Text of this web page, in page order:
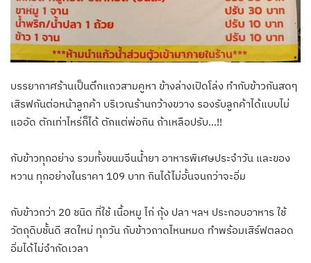
บรรยากาศร้านเป็นตึกแถวสามคูหา ข้างล่างเปิดโล่ง ทำกับข้าวกันสดๆ
เสิรฟกันต่อหน้าลูกค้า บริเวณร้านกว้างขวาง รองรับลูกค้าได้แบบไม่
แออัด ตักเท่าไหร่ก็ได้ ตักแต่พ่อกิน ถ้าเหลือปรับ…!!
กับข้าวทุกอย่าง รวมทั้งขนมจีนน้ำยา อาหารพิเศษประจำวัน และของ
หวาน ทุกอย่างในราคา 109 บาท กินได้ไม่อั้นจนกว่าจะอิ่ม
กับข้าวกว่า 20 ชนิด ที่ใช้ เนื้อหมู ไก่ กุ้ง ปลา ฯลฯ ประกอบอาหาร ใช้
วัตถุดิบชั้นดี สดใหม่ ทุกวัน กับข้าวถาดไหนหมด ทำพร้อมเสิร์ฟตลอด
อิ่มได้ไม่จำกัดเวลา